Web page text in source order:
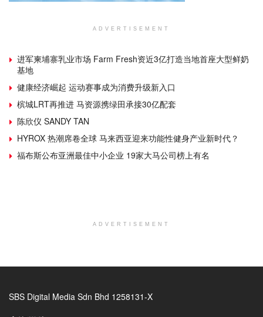
ADVERTISEMENT
进军柬埔寨乳业市场 Farm Fresh资近3亿打造当地首座大型鲜奶
基地
健康经济崛起 运动赛事成为消费升级新入口
槟城LRT再推进 马资源携绿田承接30亿配套
陈欣仪 SANDY TAN
HYROX 热潮席卷全球 马来西亚迎来功能性健身产业新时代？
福布斯公布亚洲最佳中小企业 19家大马公司榜上有名
ADVERTISEMENT
SBS Digital Media Sdn Bhd 1258131-X